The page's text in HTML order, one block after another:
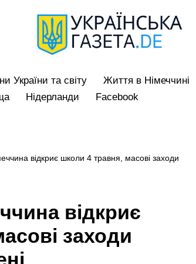
України та світу Життя в Німеччині
Нідерланди Facebook
відкриє школи 4 травня, масові заходи
відкриє
заходи